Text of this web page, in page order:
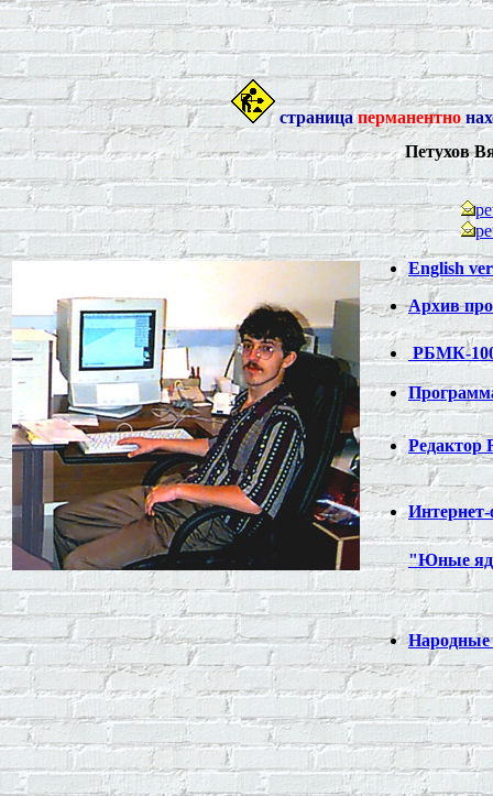
страницаперманентно
Петухов
English
Архив
РБМК-
Редактор
"Юные
Народные